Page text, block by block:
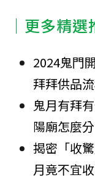
│更多精
2024鬼門
拜拜供品
鬼月有拜
陽廟怎麼
揭密「收
月竟不宜